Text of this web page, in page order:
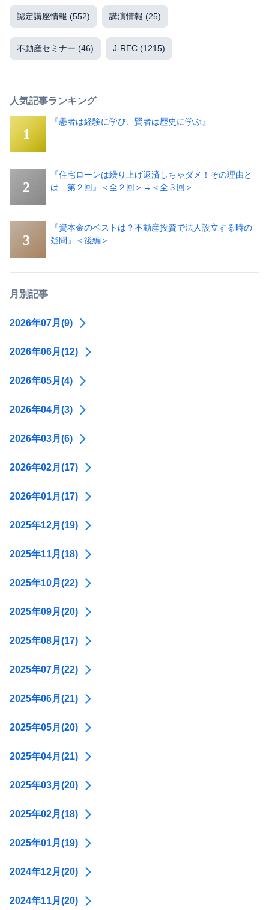
認定講座情報 (552) 講演情報 (25)
不動産セミナー (46) J-REC (1215)
人気記事ランキング
『愚者は経験に学び、賢者は歴史に学ぶ』
『住宅ローンは繰り上げ返済しちゃダメ！その理由と
は 第２回』＜全２回＞→＜全３回＞
『資本金のベストは？不動産投資で法人設立する時の
疑問』＜後編＞
月別記事
2026年07月(9)
2026年06月(12)
2026年05月(4)
2026年04月(3)
2026年03月(6)
2026年02月(17)
2026年01月(17)
2025年12月(19)
2025年11月(18)
2025年10月(22)
2025年09月(20)
2025年08月(17)
2025年07月(22)
2025年06月(21)
2025年05月(20)
2025年04月(21)
2025年03月(20)
2025年02月(18)
2025年01月(19)
2024年12月(20)
2024年11月(20)